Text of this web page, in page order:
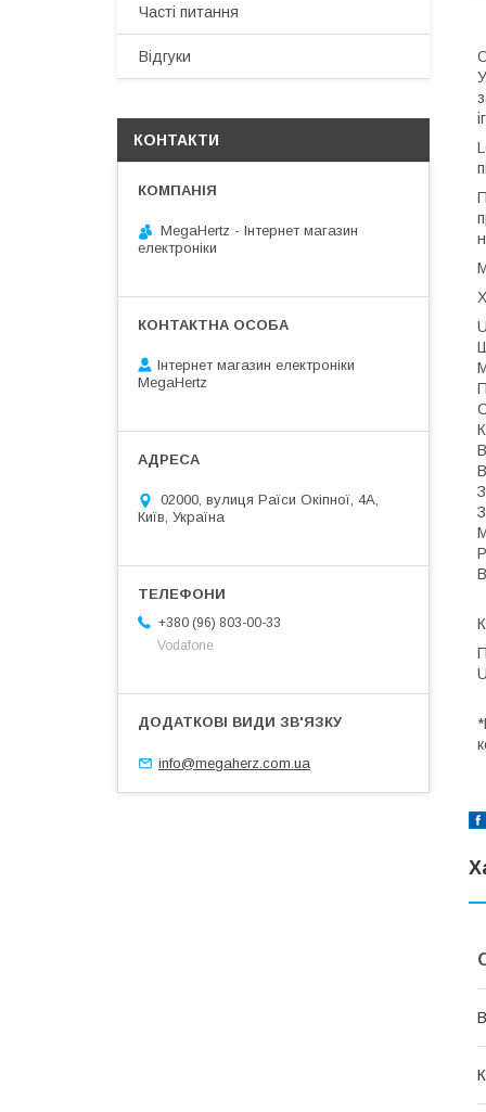
Часті питання
Відгуки
КОНТАКТИ
MegaHertz - Інтернет магазин
електроніки
Інтернет магазин електроніки
MegaHertz
02000, вулиця Раїси Окіпної, 4А,
Київ, Україна
+380 (96) 803-00-33
Vodafone
info@megaherz.com.ua